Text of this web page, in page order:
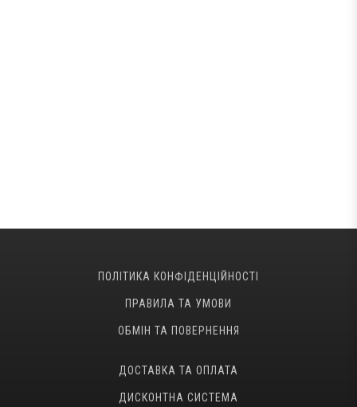
ПОЛІТИКА КОНФІДЕНЦІЙНОСТІ
ПРАВИЛА ТА УМОВИ
ОБМІН ТА ПОВЕРНЕННЯ
ДОСТАВКА ТА ОПЛАТА
ДИСКОНТНА СИСТЕМА